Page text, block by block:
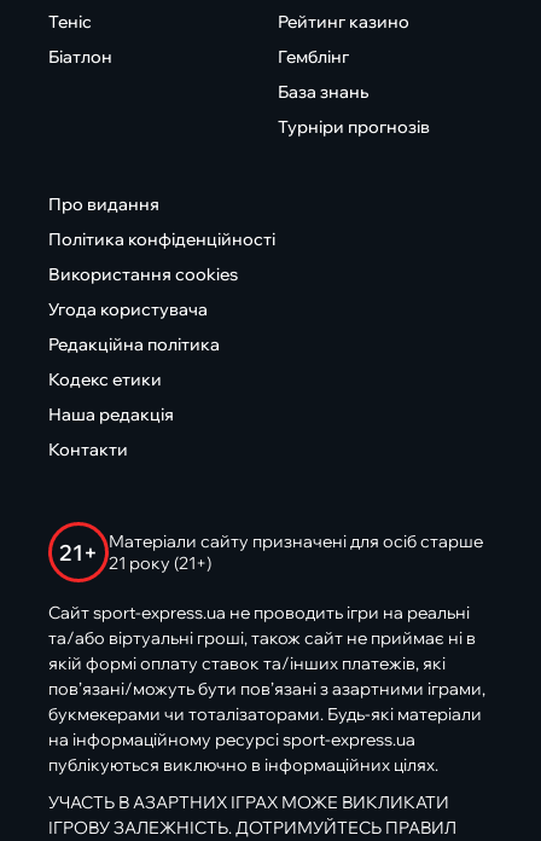
Теніс
Біатлон
Рейтинг казино
Гемблінг
База знань
Турніри прогнозів
Про видання
Політика конфіденційності
Використання cookies
Угода користувача
Редакційна політика
Кодекс етики
Наша редакція
Контакти
21+
Матеріали сайту призначені для осіб старше
21 року (21+)
Сайт sport-express.ua не проводить ігри на реальні
та/або віртуальні гроші, також сайт не приймає ні в
якій формі оплату ставок та/інших платежів, які
пов’язані/можуть бути пов’язані з азартними іграми,
букмекерами чи тоталізаторами. Будь-які матеріали
на інформаційному ресурсі sport-express.ua
публікуються виключно в інформаційних цілях.
УЧАСТЬ В АЗАРТНИХ ІГРАХ МОЖЕ ВИКЛИКАТИ
ІГРОВУ ЗАЛЕЖНІСТЬ. ДОТРИМУЙТЕСЬ ПРАВИЛ